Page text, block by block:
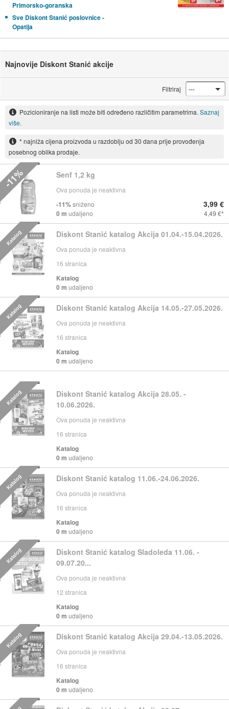
Primorsko-goranska
Sve Diskont Stanić poslovnice -
Opatija
Najnovije Diskont Stanić akcije
Filtriraj
Pozicioniranje na listi može biti određeno različitim parametrima. Saznaj
više.
* najniža cijena proizvoda u razdoblju od 30 dana prije provođenja
posebnog oblika prodaje.
Senf 1,2 kg
Ova ponuda je neaktivna
-11%sniženo
0 m udaljeno
3,99 €
4,49 €
-11%
Diskont Stanić katalog Akcija 01.04.-15.04.2026.
Ova ponuda je neaktivna
16 stranica
Katalog
0 m udaljeno
Katalog
Diskont Stanić katalog Akcija 14.05.-27.05.2026.
Ova ponuda je neaktivna
16 stranica
Katalog
0 m udaljeno
Katalog
Diskont Stanić katalog Akcija 28.05. -
10.06.2026.
Ova ponuda je neaktivna
16 stranica
Katalog
0 m udaljeno
Katalog
Diskont Stanić katalog 11.06.-24.06.2026.
Ova ponuda je neaktivna
16 stranica
Katalog
0 m udaljeno
Katalog
Diskont Stanić katalog Sladoleda 11.06. -
09.07.20...
Ova ponuda je neaktivna
12 stranica
Katalog
0 m udaljeno
Katalog
Diskont Stanić katalog Akcija 29.04.-13.05.2026.
Ova ponuda je neaktivna
16 stranica
Katalog
0 m udaljeno
Katalog